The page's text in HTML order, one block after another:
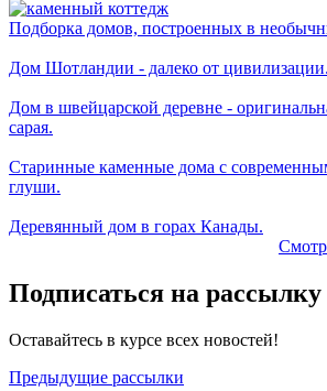
Подборка домов, построенных в
Дом Шотландии - далеко от цивилизации.
Дом в швейцарской деревне -
сарая.
Старинные каменные дома с
глуши.
Деревянный дом в горах Канады.
Подписаться на рассылку
Оставайтесь в курсе всех новостей!
Предыдущие рассылки